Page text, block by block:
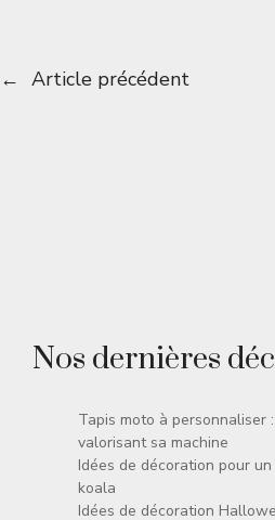
← Article précédent
Nos dernières
Tapis moto à
valorisant sa machine
Idées de décoration pour
koala
Idées de décoration